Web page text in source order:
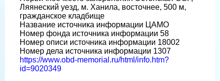
Ляянеский уезд, м. Ханила, восточнее, 500 м,
гражданское кладбище
Название источника информации ЦАМО
Номер фонда источника информации 58
Номер описи источника информации 18002
Номер дела источника информации 1307
https://www.obd-memorial.ru/html/info.htm?
id=9020349